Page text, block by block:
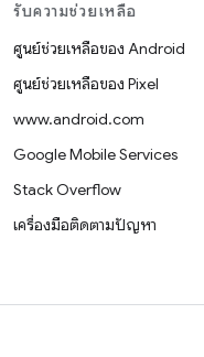
รับความช่วยเหลือ
ศูนย์ช่วยเหลือของ Android
ศูนย์ช่วยเหลือของ Pixel
www.android.com
Google Mobile Services
Stack Overflow
เครื่องมือติดตามปัญหา